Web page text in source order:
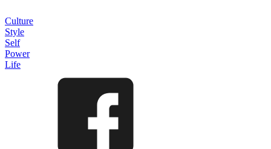
Culture
Style
Self
Power
Life